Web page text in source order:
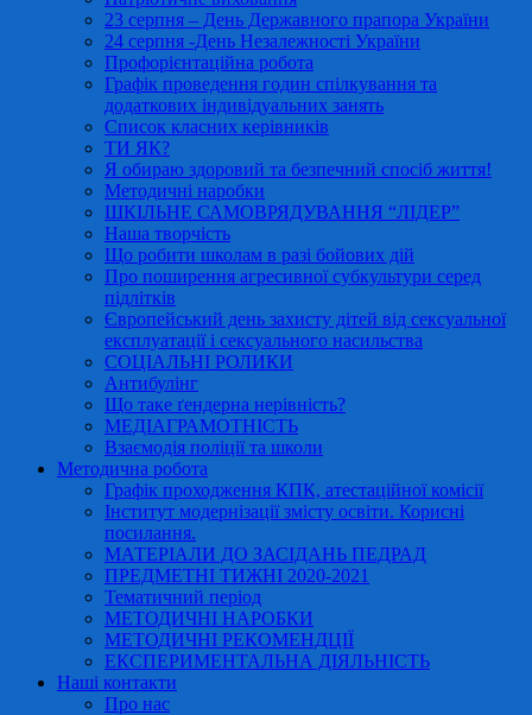
23 серпня – День Державного прапора України
24 серпня -День Незалежності України
Профорієнтаційна робота
Графік проведення годин спілкування та
додаткових індивідуальних занять
Список класних керівників
ТИ ЯК?
Я обираю здоровий та безпечний спосіб життя!
Методичні наробки
ШКІЛЬНЕ САМОВРЯДУВАННЯ “ЛІДЕР”
Наша творчість
Що робити школам в разі бойових дій
Про поширення агресивної субкультури серед
підлітків
Європейський день захисту дітей від сексуальної
експлуатації і сексуального насильства
СОЦІАЛЬНІ РОЛИКИ
Антибулінг
Що таке ґендерна нерівність?
МЕДІАГРАМОТНІСТЬ
Взаємодія поліції та школи
Методична робота
Графік проходження КПК, атестаційної комісії
Інститут модернізації змісту освіти. Корисні
посилання.
МАТЕРІАЛИ ДО ЗАСІДАНЬ ПЕДРАД
ПРЕДМЕТНІ ТИЖНІ 2020-2021
Тематичний період
МЕТОДИЧНІ НАРОБКИ
МЕТОДИЧНІ РЕКОМЕНДЦІЇ
ЕКСПЕРИМЕНТАЛЬНА ДІЯЛЬНІСТЬ
Наші контакти
Про нас